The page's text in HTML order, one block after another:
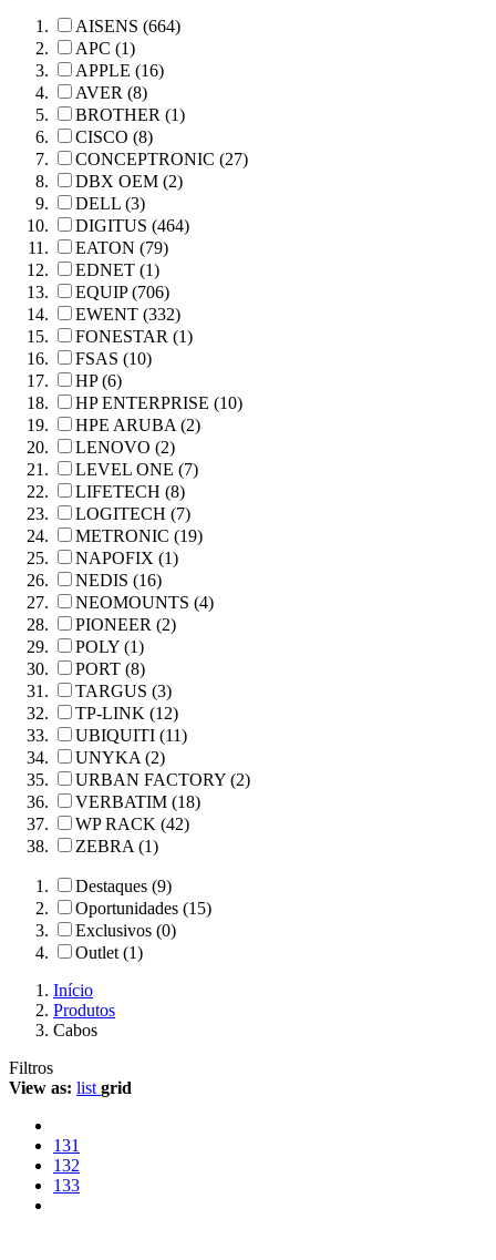
AISENS (664)
APC (1)
APPLE (16)
AVER (8)
BROTHER (1)
CISCO (8)
CONCEPTRONIC (27)
DBX OEM (2)
DELL (3)
DIGITUS (464)
EATON (79)
EDNET (1)
EQUIP (706)
EWENT (332)
FONESTAR (1)
FSAS (10)
HP (6)
HP ENTERPRISE (10)
HPE ARUBA (2)
LENOVO (2)
LEVEL ONE (7)
LIFETECH (8)
LOGITECH (7)
METRONIC (19)
NAPOFIX (1)
NEDIS (16)
NEOMOUNTS (4)
PIONEER (2)
POLY (1)
PORT (8)
TARGUS (3)
TP-LINK (12)
UBIQUITI (11)
UNYKA (2)
URBAN FACTORY (2)
VERBATIM (18)
WP RACK (42)
ZEBRA (1)
Destaques (9)
Oportunidades (15)
Exclusivos (0)
Outlet (1)
Início
Produtos
Cabos
Filtros
View as: list grid
131
132
133